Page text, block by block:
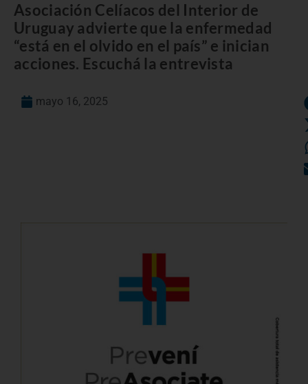
Asociación Celíacos del Interior de
Uruguay advierte que la enfermedad
“está en el olvido en el país” e inician
acciones. Escuchá la entrevista
mayo 16, 2025